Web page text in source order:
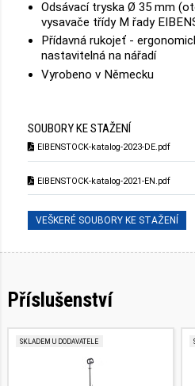
Odsávací tryska Ø 35 mm
vysavače třídy M řady
Přídavná rukojeť -
nastavitelná na nářadí
Vyrobeno v Německu
SOUBORY KE STAŽENÍ
EIBENSTOCK-katalog-2023-DE.pdf
EIBENSTOCK-katalog-2021-EN.pdf
VEŠKERÉ SOUBORY KE STAŽENÍ
Příslušenství
SKLADEM U DODAVATELE